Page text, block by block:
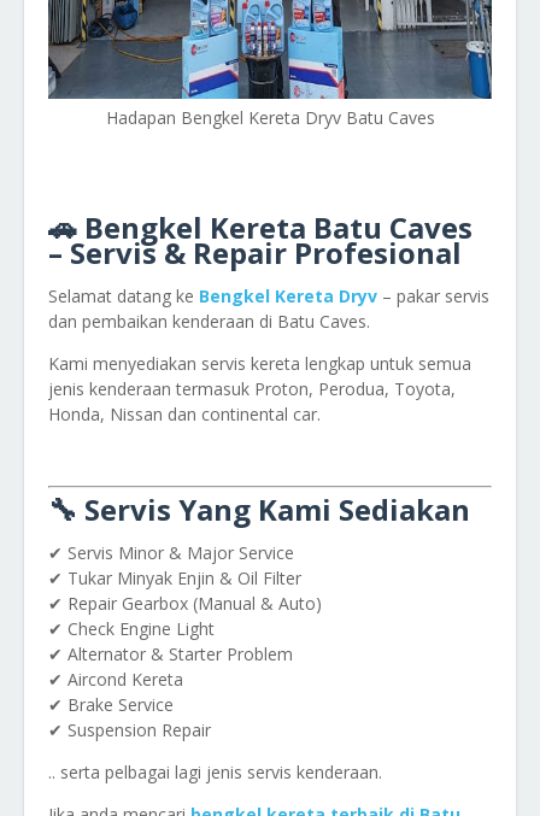
Hadapan Bengkel Kereta Dryv Batu Caves
🚗 Bengkel Kereta Batu Caves
– Servis & Repair Profesional
Selamat datang ke Bengkel Kereta Dryv – pakar servis
dan pembaikan kenderaan di Batu Caves.
Kami menyediakan servis kereta lengkap untuk semua
jenis kenderaan termasuk Proton, Perodua, Toyota,
Honda, Nissan dan continental car.
🔧 Servis Yang Kami Sediakan
✔ Servis Minor & Major Service
✔ Tukar Minyak Enjin & Oil Filter
✔ Repair Gearbox (Manual & Auto)
✔ Check Engine Light
✔ Alternator & Starter Problem
✔ Aircond Kereta
✔ Brake Service
✔ Suspension Repair
.. serta pelbagai lagi jenis servis kenderaan.